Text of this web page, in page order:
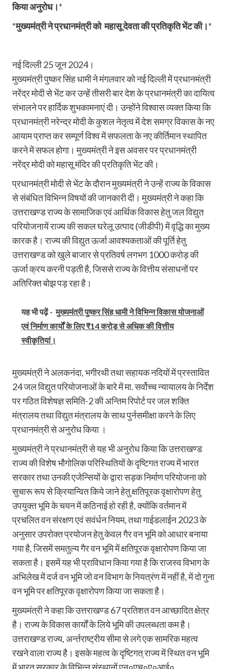
किया अनुरोध।*
*मुख्यमंत्री ने प्रधानमंत्री को महासू देवता की प्रतिकृति भेंट की।*
नई दिल्ली 25 जून 2024।
मुख्यमंत्री पुष्कर सिंह धामी ने मंगलवार को नई दिल्ली में प्रधानमंत्री
नरेंद्र मोदी से भेंट कर उन्हें तीसरी बार देश के प्रधानमंत्री का दायित्व
संभालने पर हार्दिक शुभकामनाएं दी। उन्होंने विश्वास व्यक्त किया कि
प्रधानमंत्री नरेन्द्र मोदी के कुशल नेतृत्व में देश समग्र विकास के नए
आयाम प्राप्त कर सम्पूर्ण विश्व में सफलता के नए कीर्तिमान स्थापित
करने में सफल होगा। मुख्यमंत्री ने इस अवसर पर प्रधानमंत्री
नरेंद्र मोदी को महासू मंदिर की प्रतिकृति भेंट की।
प्रधानमंत्री मोदी से भेंट के दौरान मुख्यमंत्री ने उन्हें राज्य के विकास
से संबंधित विभिन्न विषयों की जानकारी दी। मुख्यमंत्री ने कहा कि
उत्तराखण्ड राज्य के सामाजिक एवं आर्थिक विकास हेतु जल विद्युत
परियोजनायें राज्य की सकल घरेलू उत्पाद (जीडीपी) में वृद्धि का मुख्य
कारक है। राज्य की विद्युत ऊर्जा आवश्यकताओं की पूर्ति हेतु
उत्तराखण्ड को खुले बाजार से प्रतिवर्ष लगभग 1000 करोड़ की
ऊर्जा क्रय करनी पड़ती है, जिससे राज्य के वित्तीय संसाधनों पर
अतिरिक्त बोझ पड़ रहा है।
यह भी पढ़ें - मुख्यमंत्री पुष्कर सिंह धामी ने विभिन्न विकास योजनाओं
एवं निर्माण कार्यों के लिए ₹14 करोड़ से अधिक की वित्तीय
स्वीकृतियां।
मुख्यमंत्री ने अलकनंदा, भगीरथी तथा सहायक नदियों में प्रस्तावित
24 जल विद्युत परियोजनाओं के बारे में मा. सर्वोच्च न्यायालय के निर्देश
पर गठित विशेषज्ञ समिति-2 की अन्तिम रिपोर्ट पर जल शक्ति
मंत्रालय तथा विद्युत मंत्रालय के साथ पुर्नसमीक्षा करने के लिए
प्रधानमंत्री से अनुरोध किया ।
मुख्यमंत्री ने प्रधानमंत्री से यह भी अनुरोध किया कि उत्तराखण्ड
राज्य की विशेष भौगोलिक परिस्थितियों के दृष्टिगत राज्य में भारत
सरकार तथा उनकी एजेन्सियों के द्वारा सड़क निर्माण परियोजना को
सुचारू रूप से क्रियान्वित किये जाने हेतु क्षतिपूरक वृक्षारोपण हेतु
उपयुक्त भूमि के चयन में कठिनाई हो रही है, क्योंकि वर्तमान में
प्रचलित वन संरक्षण एवं सवंर्धन नियम, तथा गाईडलाईन 2023 के
अनुसार उपरोक्त प्रयोजन हेतु केवल गैर वन भूमि को आधार बनाया
गया है, जिसमें समतुल्य गैर वन भूमि में क्षतिपूरक वृक्षारोपण किया जा
सकता है। इसमें यह भी प्राविधान किया गया है कि राजस्व विभाग के
अभिलेख में दर्ज वन भूमि जो वन विभाग के नियत्रंण में नहीं है, में दो गुना
वन भूमि पर क्षतिपूरक वृक्षारोपण किया जा सकता है।
मुख्यमंत्री ने कहा कि उत्तराखण्ड 67 प्रतिशत वन आच्छादित क्षेत्र
है। राज्य के विकास कार्यों के लिये भूमि की उपलब्धता कम है।
उत्तराखण्ड राज्य, अर्न्तराष्ट्रीय सीमा से लगे एक सामरिक महत्व
रखने वाला राज्य है। इसके महत्व के दृष्टिगत् राज्य में स्थित वन भूमि